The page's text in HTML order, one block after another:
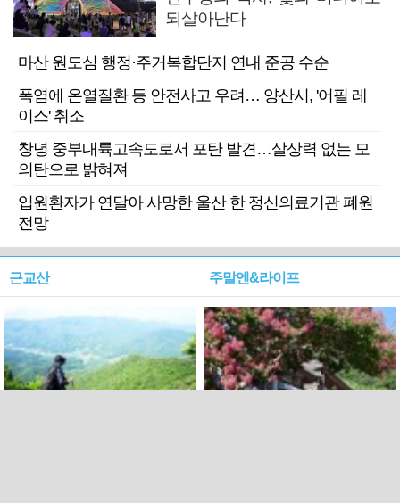
되살아난다
마산 원도심 행정·주거복합단지 연내 준공 수순
폭염에 온열질환 등 안전사고 우려… 양산시, '어필 레
이스' 취소
창녕 중부내륙고속도로서 포탄 발견…살상력 없는 모
의탄으로 밝혀져
입원환자가 연달아 사망한 울산 한 정신의료기관 폐원
전망
근교산 주말엔&라이프